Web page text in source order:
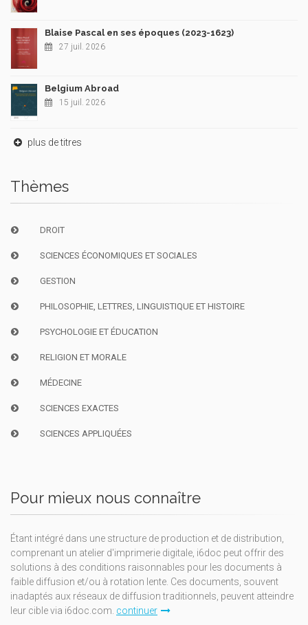
Blaise Pascal en ses époques (2023-1623)
27 juil. 2026
Belgium Abroad
15 juil. 2026
plus de titres
Thèmes
DROIT
SCIENCES ÉCONOMIQUES ET SOCIALES
GESTION
PHILOSOPHIE, LETTRES, LINGUISTIQUE ET HISTOIRE
PSYCHOLOGIE ET ÉDUCATION
RELIGION ET MORALE
MÉDECINE
SCIENCES EXACTES
SCIENCES APPLIQUÉES
Pour mieux nous connaître
Étant intégré dans une structure de production et de distribution,
comprenant un atelier d'imprimerie digitale, i6doc peut offrir des
solutions à des conditions raisonnables pour les documents à
faible diffusion et/ou à rotation lente. Ces documents, souvent
inadaptés aux réseaux de diffusion traditionnels, peuvent atteindre
leur cible via i6doc.com. continuer